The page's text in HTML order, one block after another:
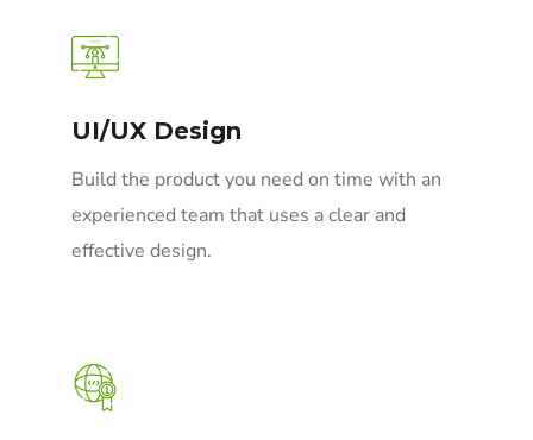
UI/UX Design
Build the product you need on time with an
experienced team that uses a clear and
effective design.